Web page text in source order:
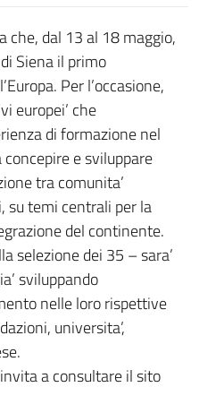
che, dal 13 al 18 maggio,
Siena il primo
Per l’occasione,
europei’ che
di formazione nel
e sviluppare
tra comunita’
su temi centrali per la
del continente.
selezione dei 35 – sara’
sviluppando
nelle loro rispettive
universita’,
a consultare il sito